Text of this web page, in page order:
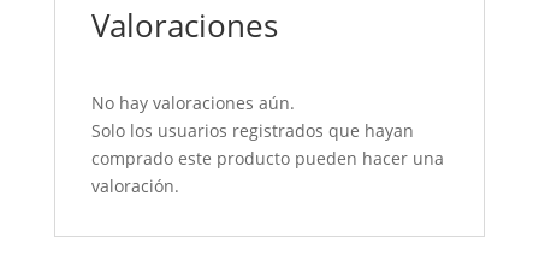
Valoraciones
No hay valoraciones aún.
Solo los usuarios registrados que hayan
comprado este producto pueden hacer una
valoración.